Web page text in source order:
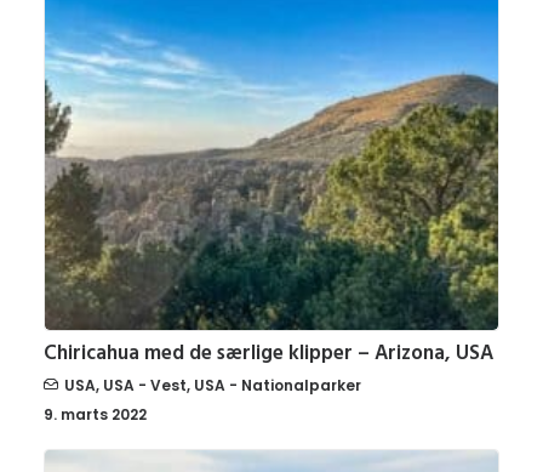
Chiricahua med de særlige klipper – Arizona, USA
USA, USA - Vest, USA - Nationalparker
9. marts 2022